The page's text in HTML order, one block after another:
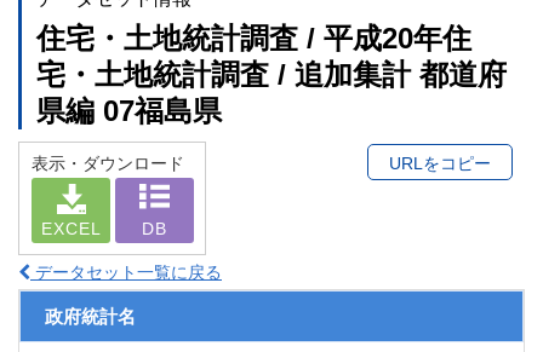
住宅・土地統計調査 / 平成20年住
宅・土地統計調査 / 追加集計 都道府
県編 07福島県
表示・ダウンロード
EXCEL DB
URLをコピー
データセット一覧に戻る
政府統計名